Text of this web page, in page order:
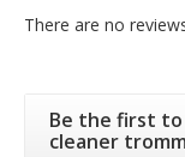
There are no
Be the first to
cleaner